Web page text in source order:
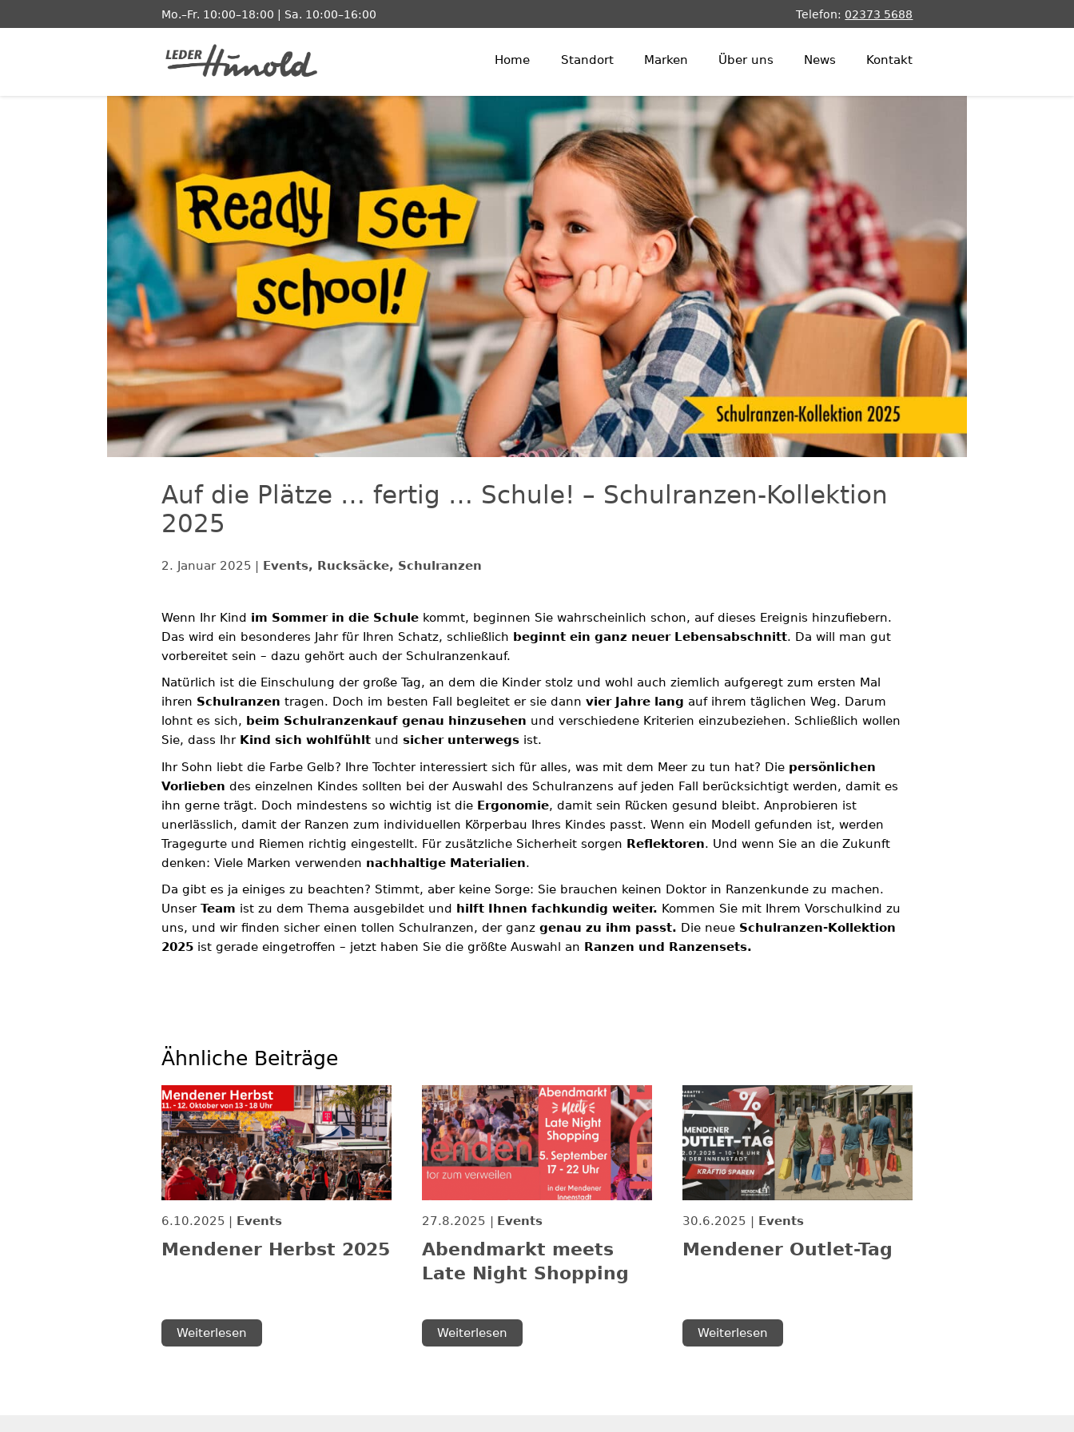
Mo.–Fr. 10:00–18:00 | Sa. 10:00–16:00 Telefon: 02373 5688
Home Standort Marken Über uns News Kontakt
Auf die Plätze … fertig … Schule! – Schulranzen-Kollektion
2025
2. Januar 2025 Events, Rucksäcke, Schulranzen
Wenn Ihr Kind im Sommer in die Schulekommt, beginnen Sie wahrscheinlich schon, auf dieses Ereignis hinzufiebern.
Das wird ein besonderes Jahr für Ihren Schatz, schließlich beginnt ein ganz neuer Lebensabschnitt. Da will man gut
vorbereitet sein – dazu gehört auch der Schulranzenkauf.
Natürlich ist die Einschulung der große Tag, an dem die Kinder stolz und wohl auch ziemlich aufgeregt zum ersten Mal
ihren Schulranzen tragen. Doch im besten Fall begleitet er sie dann vier Jahre lang auf ihrem täglichen Weg. Darum
lohnt es sich, beim Schulranzenkauf genau hinzusehen und verschiedene Kriterien einzubeziehen. Schließlich wollen
Sie, dass Ihr Kind sich wohlfühltund sicher unterwegsist.
Ihr Sohn liebt die Farbe Gelb? Ihre Tochter interessiert sich für alles, was mit dem Meer zu tun hat? Diepersönlichen
Vorlieben des einzelnen Kindes sollten bei der Auswahl des Schulranzens auf jeden Fall berücksichtigt werden, damit es
ihn gerne trägt. Doch mindestens so wichtig ist die Ergonomie, damit sein Rücken gesund bleibt. Anprobieren ist
unerlässlich, damit der Ranzen zum individuellen Körperbau Ihres Kindes passt. Wenn ein Modell gefunden ist, werden
Tragegurte und Riemen richtig eingestellt. Für zusätzliche Sicherheit sorgen Reflektoren. Und wenn Sie an die Zukunft
denken: Viele Marken verwenden nachhaltige Materialien.
Da gibt es ja einiges zu beachten? Stimmt, aber keine Sorge: Sie brauchen keinen Doktor in Ranzenkunde zu machen.
Unser Team ist zu dem Thema ausgebildet und hilft Ihnen fachkundig weiter. Kommen Sie mit Ihrem Vorschulkind zu
uns, und wir finden sicher einen tollen Schulranzen, der ganz genau zu ihm passt. Die neue Schulranzen-Kollektion
2025ist gerade eingetroffen – jetzt haben Sie die größte Auswahl an Ranzen und Ranzensets.
Ähnliche Beiträge
6.10.2025 Events
Mendener Herbst 2025
Weiterlesen
27.8.2025 Events
Abendmarkt meets
Late Night Shopping
Weiterlesen
30.6.2025 Events
Mendener Outlet-Tag
Weiterlesen